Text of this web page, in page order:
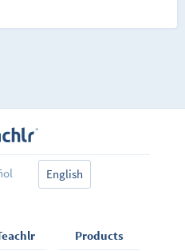
Lo mas importante compartiré contigo
English
Products